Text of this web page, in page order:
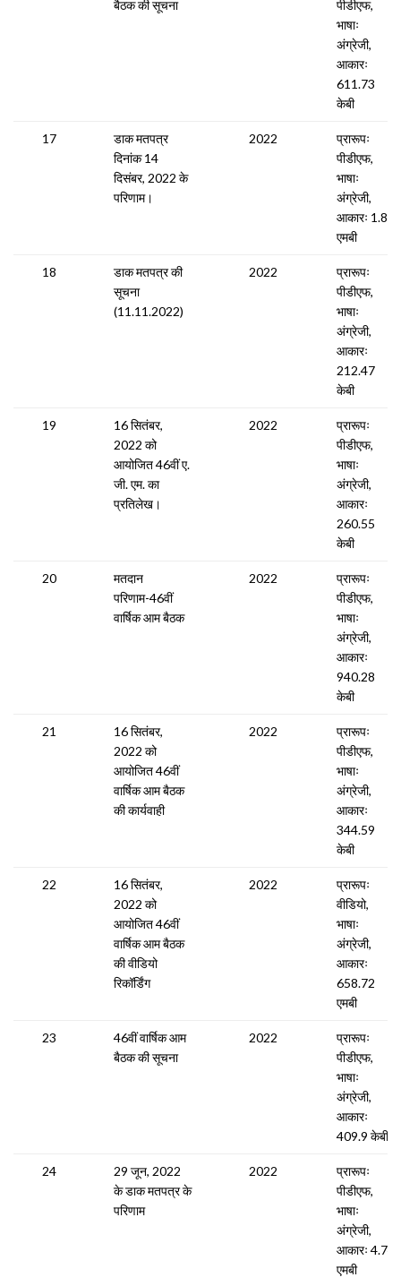
बैठक की सूचना
पीडीएफ,
भाषाः
अंग्रेजी,
आकारः
611.73
केबी
17
डाक मतपत्र
दिनांक 14
दिसंबर, 2022 के
परिणाम।
2022
प्रारूपः
पीडीएफ,
भाषाः
अंग्रेजी,
आकारः 1.89
एमबी
18
डाक मतपत्र की
सूचना
(11.11.2022)
2022
प्रारूपः
पीडीएफ,
भाषाः
अंग्रेजी,
आकारः
212.47
केबी
19
16 सितंबर,
2022 को
आयोजित 46वीं ए.
जी. एम. का
प्रतिलेख।
2022
प्रारूपः
पीडीएफ,
भाषाः
अंग्रेजी,
आकारः
260.55
केबी
20
मतदान
परिणाम-46वीं
वार्षिक आम बैठक
2022
प्रारूपः
पीडीएफ,
भाषाः
अंग्रेजी,
आकारः
940.28
केबी
21
16 सितंबर,
2022 को
आयोजित 46वीं
वार्षिक आम बैठक
की कार्यवाही
2022
प्रारूपः
पीडीएफ,
भाषाः
अंग्रेजी,
आकारः
344.59
केबी
22
16 सितंबर,
2022 को
आयोजित 46वीं
वार्षिक आम बैठक
की वीडियो
रिकॉर्डिंग
2022
प्रारूपः
वीडियो,
भाषाः
अंग्रेजी,
आकारः
658.72
एमबी
23
46वीं वार्षिक आम
बैठक की सूचना
2022
प्रारूपः
पीडीएफ,
भाषाः
अंग्रेजी,
आकारः
409.9 केबी
24
29 जून, 2022
के डाक मतपत्र के
परिणाम
2022
प्रारूपः
पीडीएफ,
भाषाः
अंग्रेजी,
आकारः 4.74
एमबी